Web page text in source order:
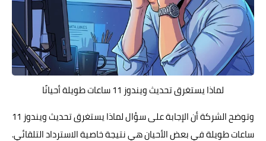
لماذا يستغرق تحديث ويندوز 11 ساعات طويلة أحيانًا
وتوضح الشركة أن الإجابة على سؤال لماذا يستغرق تحديث ويندوز 11
ساعات طويلة في بعض الأحيان هي نتيجة خاصية الاسترداد التلقائي.